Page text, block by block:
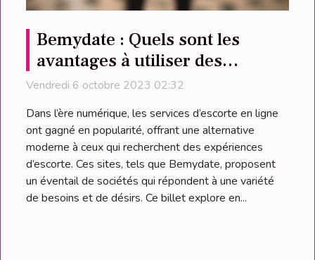
Bemydate : Quels sont les
avantages à utiliser des
services d’escortes en ligne ?
Vendredi 6 octobre 2023 02:32
Dans l’ère numérique, les services d’escorte en ligne
ont gagné en popularité, offrant une alternative
moderne à ceux qui recherchent des expériences
d’escorte. Ces sites, tels que Bemydate, proposent
un éventail de sociétés qui répondent à une variété
de besoins et de désirs. Ce billet explore en...